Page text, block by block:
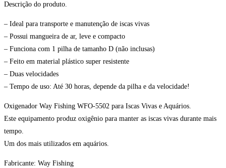
Descrição do produto.
– Ideal para transporte e manutenção de iscas vivas
– Possui mangueira de ar, leve e compacto
– Funciona com 1 pilha de tamanho D (não inclusas)
– Feito em material plástico super resistente
– Duas velocidades
– Tempo de uso: Até 30 horas, depende da pilha e da velocidade!
Oxigenador Way Fishing WFO-5502 para Iscas Vivas e Aquários.
Este equipamento produz oxigênio para manter as iscas vivas durante mais
tempo.
Um dos mais utilizados em aquários.
Fabricante: Way Fishing